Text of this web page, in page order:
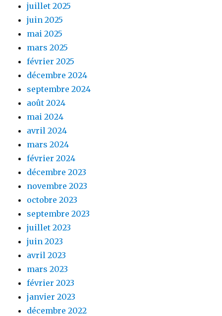
juillet 2025
juin 2025
mai 2025
mars 2025
février 2025
décembre 2024
septembre 2024
août 2024
mai 2024
avril 2024
mars 2024
février 2024
décembre 2023
novembre 2023
octobre 2023
septembre 2023
juillet 2023
juin 2023
avril 2023
mars 2023
février 2023
janvier 2023
décembre 2022